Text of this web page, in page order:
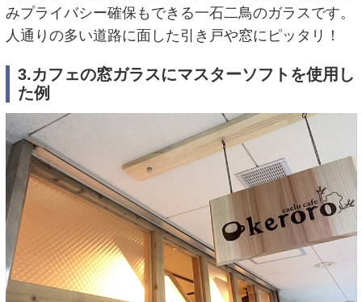
みプライバシー確保もできる一石二鳥のガラスです。
人通りの多い道路に面した引き戸や窓にピッタリ！
3.カフェの窓ガラスにマスターソフトを使用し
た例